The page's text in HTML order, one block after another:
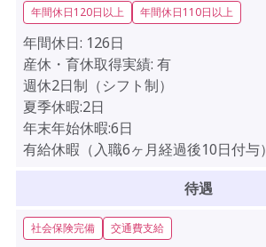
年間休日120日以上 年間休日110日以上
年間休日: 126日
産休・育休取得実績: 有
週休2日制（シフト制）
夏季休暇:2日
年末年始休暇:6日
有給休暇（入職6ヶ月経過後10日付与）
待遇
社会保険完備 交通費支給